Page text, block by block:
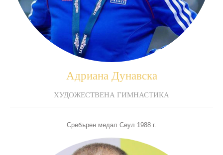
Адриана Дунавска
ХУДОЖЕСТВЕНА ГИМНАСТИКА
Сребърен медал Сеул 1988 г.